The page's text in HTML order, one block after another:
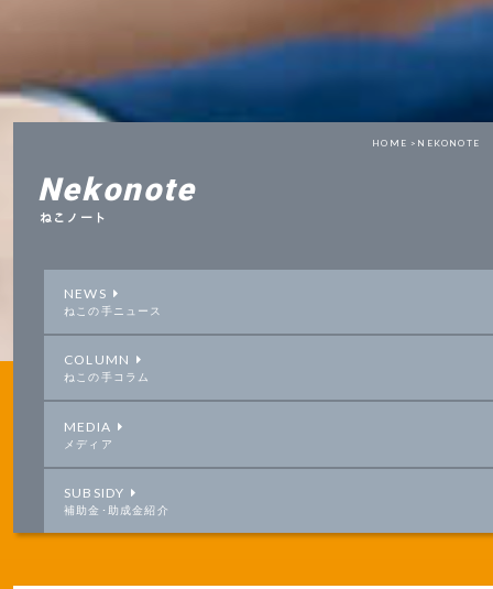
HOME > NEKONOTE
Nekonote
ねこノート
NEWS
ねこの手ニュース
COLUMN
ねこの手コラム
MEDIA
メディア
SUBSIDY
補助金･助成金紹介